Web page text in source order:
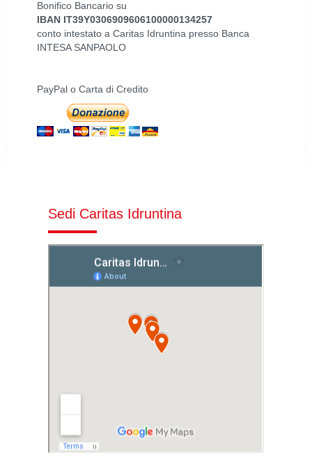
Bonifico Bancario su
IBAN IT39Y0306909606100000134257
conto intestato a Caritas Idruntina presso Banca
INTESA SANPAOLO
PayPal o Carta di Credito
Sedi Caritas Idruntina